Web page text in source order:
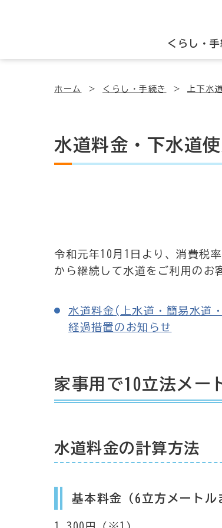
くらし・手
ホーム くらし・手続き 上下水道
水道料金・下水道
令和元年10月1日より、消費税
から継続して水道をご利用のお
水道料金(上水道・簡易水道
経過措置のお知らせ
家事用で10立法メー
水道料金の計算方法
基本料金（6立方メートル